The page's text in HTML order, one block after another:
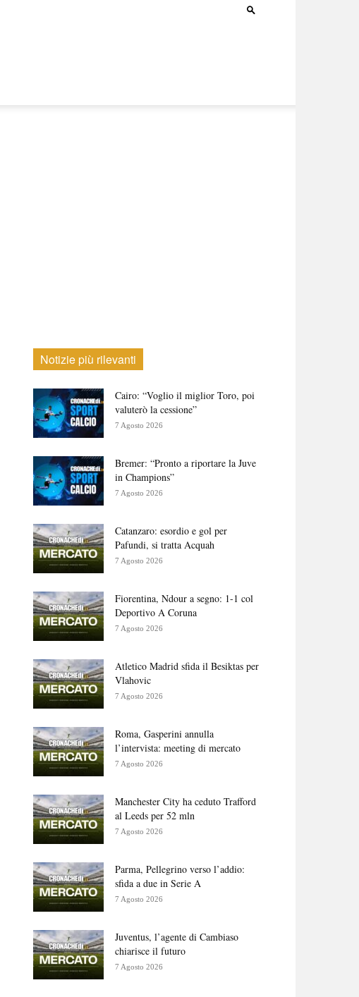
Notizie più rilevanti
Cairo: “Voglio il miglior Toro, poi
valuterò la cessione”
7 Agosto 2026
Bremer: “Pronto a riportare la Juve
in Champions”
7 Agosto 2026
Catanzaro: esordio e gol per
Pafundi, si tratta Acquah
7 Agosto 2026
Fiorentina, Ndour a segno: 1-1 col
Deportivo A Coruna
7 Agosto 2026
Atletico Madrid sfida il Besiktas per
Vlahovic
7 Agosto 2026
Roma, Gasperini annulla
l’intervista: meeting di mercato
7 Agosto 2026
Manchester City ha ceduto Trafford
al Leeds per 52 mln
7 Agosto 2026
Parma, Pellegrino verso l’addio:
sfida a due in Serie A
7 Agosto 2026
Juventus, l’agente di Cambiaso
chiarisce il futuro
7 Agosto 2026